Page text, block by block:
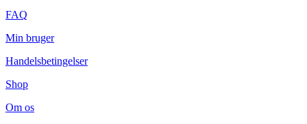
FAQ
Min bruger
Handelsbetingelser
Shop
Om os